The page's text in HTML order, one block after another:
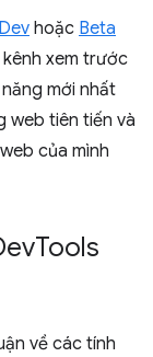
Dev hoặc Beta
xem trước
mới nhất
web tiên tiến và
của mình
Tools
về các tính